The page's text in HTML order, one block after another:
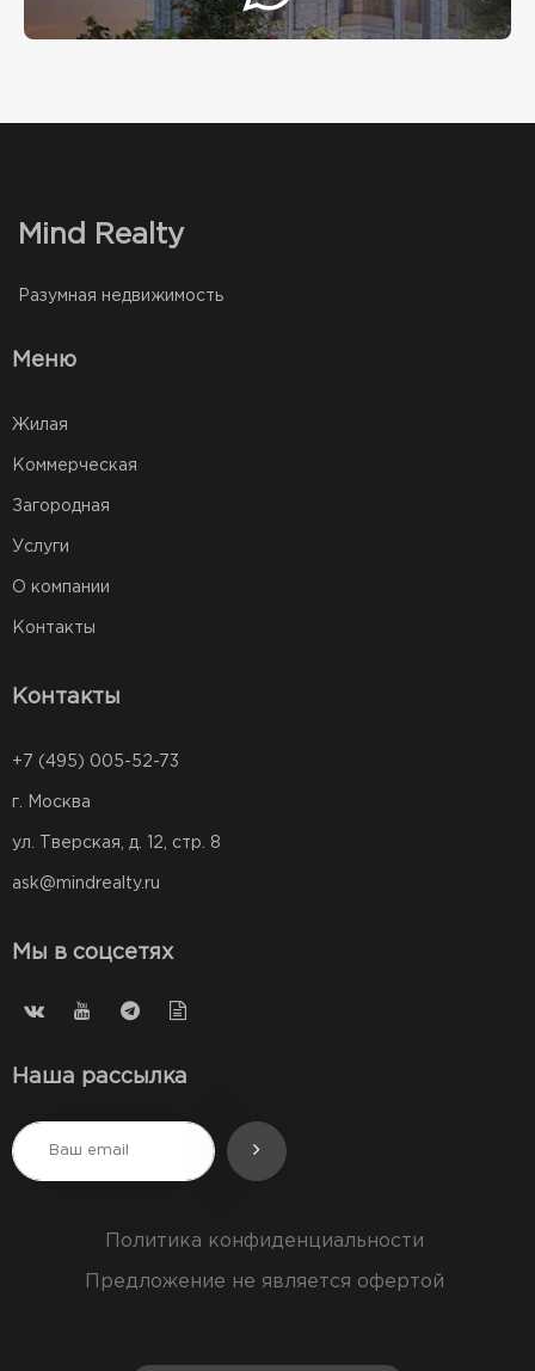
Mind Realty
Разумная недвижимость
Меню
Жилая
Коммерческая
Загородная
Услуги
О компании
Контакты
Контакты
+7 (495) 005-52-73
г. Москва
ул. Тверская, д. 12, стр. 8
ask@mindrealty.ru
Мы в соцсетях
Наша рассылка
Политика конфиденциальности
Предложение не является офертой